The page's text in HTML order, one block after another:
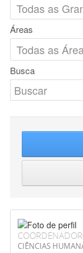
Áreas
Busca
CIÊNCIAS